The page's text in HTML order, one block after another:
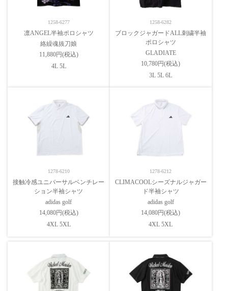
1258-6277
凛ANGEL半袖ポロシャツ
絡繰魂抜刀娘
11,880円(税込)
4L 5L
1258-6282
ブロックジャガードALL刺繍半袖
ポロシャツ
GLADIATE
10,780円(税込)
3L 5L 6L
1278-6210
接触冷感ユニバーサルベンチレー
ション半袖シャツ
adidas golf
14,080円(税込)
4XL 5XL
1278-6212
CLIMACOOLシーズナルジャガー
ド半袖シャツ
adidas golf
14,080円(税込)
4XL 5XL